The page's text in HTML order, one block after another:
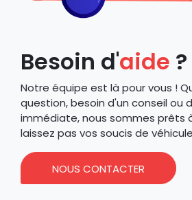
Besoin d'aide ?
Notre équipe est là pour vous !
question, besoin d'un conseil ou
immédiate, nous sommes prêts
laissez pas vos soucis de
NOUS CONTACTER